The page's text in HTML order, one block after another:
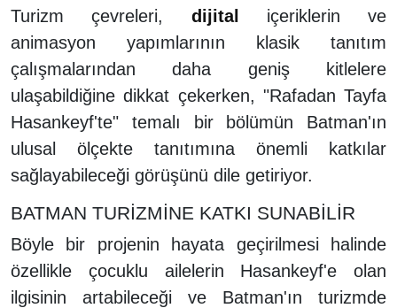
Turizm çevreleri, dijital
içeriklerin ve
animasyon yapımlarının klasik tanıtım
çalışmalarından daha geniş kitlelere
ulaşabildiğine dikkat çekerken, "Rafadan Tayfa
Hasankeyf'te" temalı bir bölümün Batman'ın
ulusal ölçekte tanıtımına önemli katkılar
sağlayabileceği görüşünü dile getiriyor.
BATMAN TURİZMİNE KATKI SUNABİLİR
Böyle bir projenin hayata geçirilmesi halinde
özellikle çocuklu ailelerin Hasankeyf'e olan
ilgisinin artabileceği ve Batman'ın turizmde